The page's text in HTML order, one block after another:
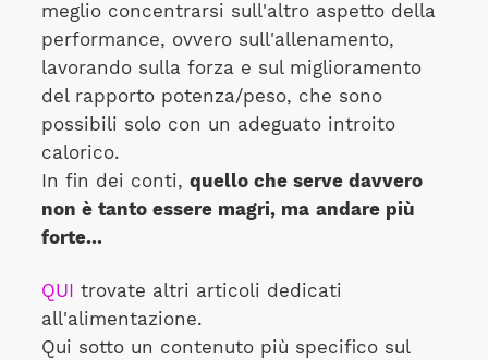
meglio concentrarsi sull'altro aspetto della
performance, ovvero sull'allenamento,
lavorando sulla forza e sul miglioramento
del rapporto potenza/peso, che sono
possibili solo con un adeguato introito
calorico.
In fin dei conti, quello che serve davvero
non è tanto essere magri, ma andare più
forte...
QUI trovate altri articoli dedicati
all'alimentazione.
Qui sotto un contenuto più specifico sul